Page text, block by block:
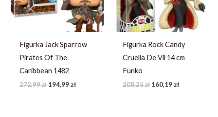
Figurka Jack Sparrow
Pirates Of The
Caribbean 1482
272,99zł 194,99zł
Figurka Rock Candy
Cruella De Vil 14 cm
Funko
208,25zł 160,19zł